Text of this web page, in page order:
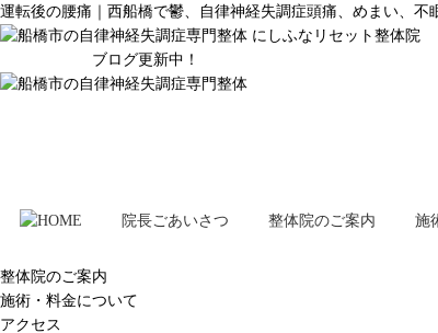
運転後の腰痛｜西船橋で鬱、自律神経失調症頭痛、めまい、
ブログ更新中！
院長ごあいさつ 整体院のご案内 施
整体院のご案内
施術・料金について
アクセス